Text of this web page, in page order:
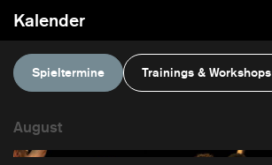
Kalender
Spieltermine Trainings & Workshops